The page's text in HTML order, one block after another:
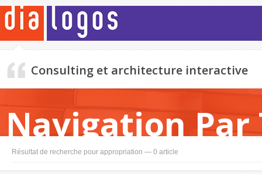
Consulting et architecture interactive
Navigation Par
Résultat de recherche pour appropriation — 0 article